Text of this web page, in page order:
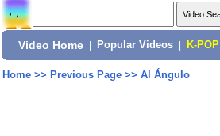
Video Home Popular Videos K-POP
Home>> Previous Page>> Al Ángulo